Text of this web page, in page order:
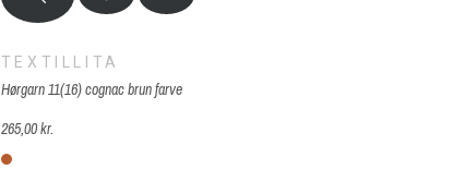
TEXTILLITA
Hørgarn 11(16) cognac brun farve
265,00 kr.
Cognac